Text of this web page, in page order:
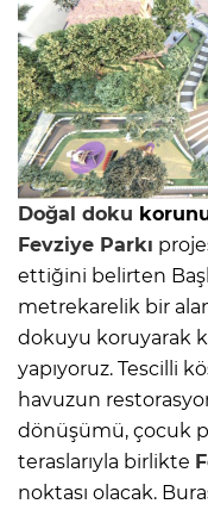
Doğal doku
Fevziye Parkı
ettiğini belirten
metrekarelik bir
dokuyu koruyarak
yapıyoruz. Tescilli
havuzun
dönüşümü, çocuk
teraslarıyla birlikte
noktası olacak.